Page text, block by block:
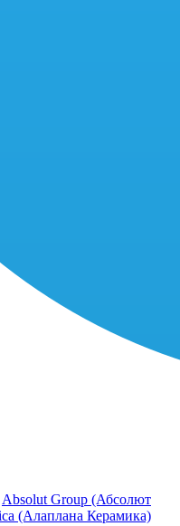
Absolut Group (Абсолют
(Алаплана Керамика)